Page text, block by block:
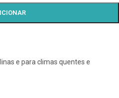
e para climas quentes e